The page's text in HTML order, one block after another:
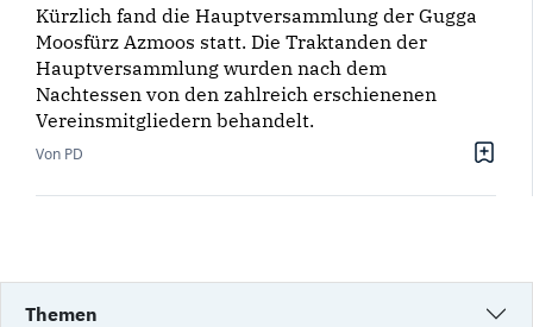
Kürzlich fand die Hauptversammlung der Gugga
Moosfürz Azmoos statt. Die Traktanden der
Hauptversammlung wurden nach dem
Nachtessen von den zahlreich erschienenen
Vereinsmitgliedern behandelt.
Von PD
Themen